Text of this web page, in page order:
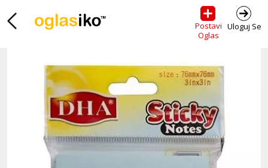
Postavi
Oglas
Uloguj Se